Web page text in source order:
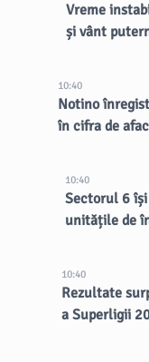
Vreme
și vânt
10:40
Notino
în cifra de
10:40
Sectorul 6
unitățile de
10:40
Rezultate
a Superligii